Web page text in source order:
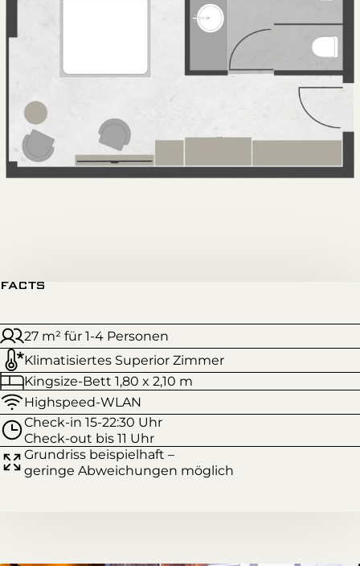
FACTS
27 m² für 1-4 Personen
Klimatisiertes Superior Zimmer
Kingsize-Bett 1,80 x 2,10 m
Highspeed-WLAN
Check-in 15-22:30 Uhr
Check-out bis 11 Uhr
Grundriss beispielhaft –
geringe Abweichungen möglich